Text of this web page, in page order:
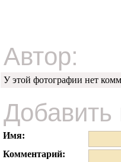
Автор:
У этой фотографии нет
Имя:
Комментарий: